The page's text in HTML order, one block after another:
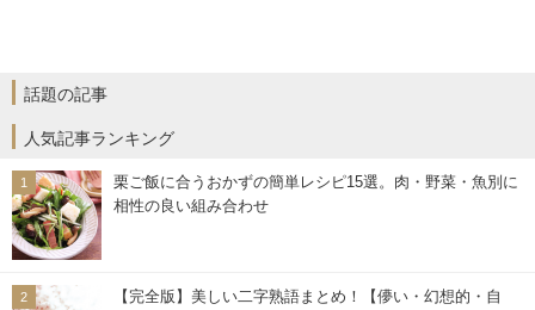
話題の記事
人気記事ランキング
栗ご飯に合うおかずの簡単レシピ15選。肉・野菜・魚別に
相性の良い組み合わせ
【完全版】美しい二字熟語まとめ！【儚い・幻想的・自